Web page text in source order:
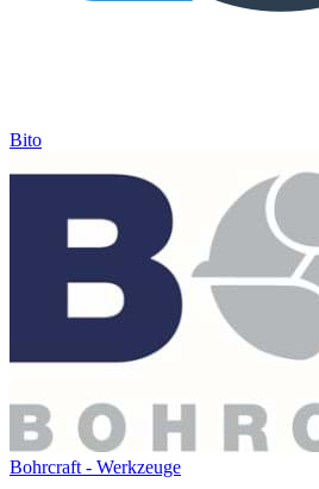
Bito
Bohrcraft - Werkzeuge